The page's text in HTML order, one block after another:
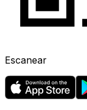
Escanear